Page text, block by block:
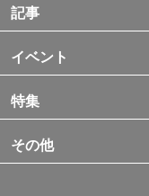
記事
イベント
特集
その他